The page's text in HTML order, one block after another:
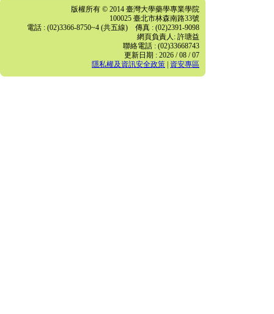
版權所有 © 2014 臺灣大學藥學專業學院
100025 臺北市林森南路33號
電話 : (02)3366-8750~4 (共五線) 傳真 : (02)2391-9098
網頁負責人: 許瑭益
聯絡電話 : (02)33668743
更新日期 : 2026 / 08 / 07
隱私權及資訊安全政策
資安專區